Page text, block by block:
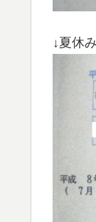
↓夏休